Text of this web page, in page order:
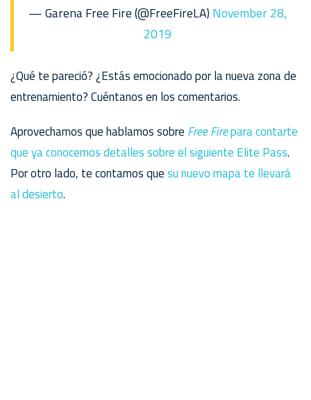
— Garena Free Fire (@FreeFireLA) November 28,
2019
¿Qué te pareció? ¿Estás emocionado por la nueva zona de
entrenamiento? Cuéntanos en los comentarios.
Aprovechamos que hablamos sobre Free Firepara contarte
que ya conocemos detalles sobre el siguiente Elite Pass.
Por otro lado, te contamos quesu nuevo mapa te llevará
al desierto.